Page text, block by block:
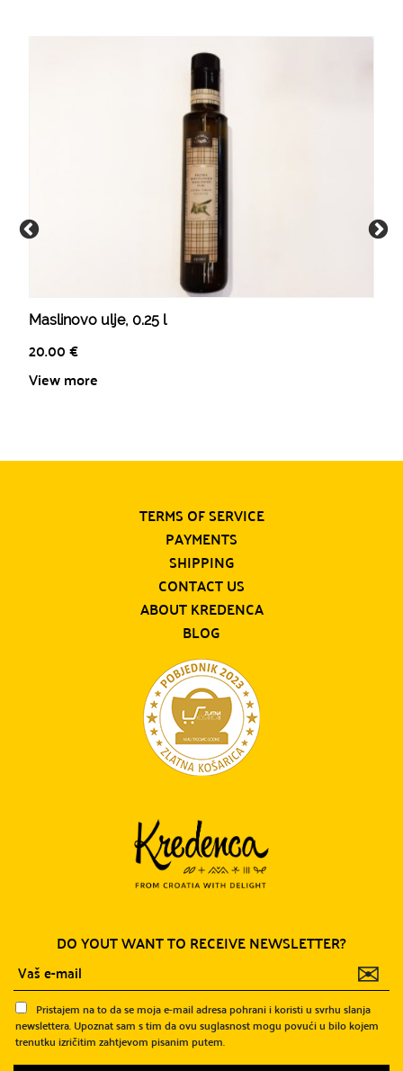
Maslinovo ulje, 0.25 l
20.00€
View more
TERMS OF SERVICE
PAYMENTS
SHIPPING
CONTACT US
ABOUT KREDENCA
BLOG
DO YOUT WANT TO RECEIVE NEWSLETTER?
✉
Pristajem na to da se moja e-mail adresa pohrani i koristi u svrhu slanja
newslettera. Upoznat sam s tim da ovu suglasnost mogu povući u bilo kojem
trenutku izričitim zahtjevom pisanim putem.